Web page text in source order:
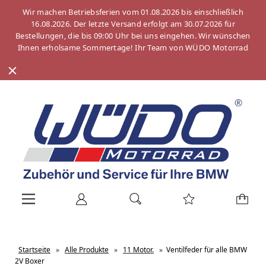
Wir machen Betriebsferien vom 01.08.2026 bis einschließlich
16.08.2026. Der letzte Versand erfolgt am 30.07.2026 für
Bestellungen, die bis 09:00 Uhr bei uns eingehen. Wir wünschen
Ihnen erholsame Sommertage! Ihr Team von WÜDO Motorrad
Startseite » Alle Produkte » 11 Motor. » Ventilfeder für alle BMW
2V Boxer